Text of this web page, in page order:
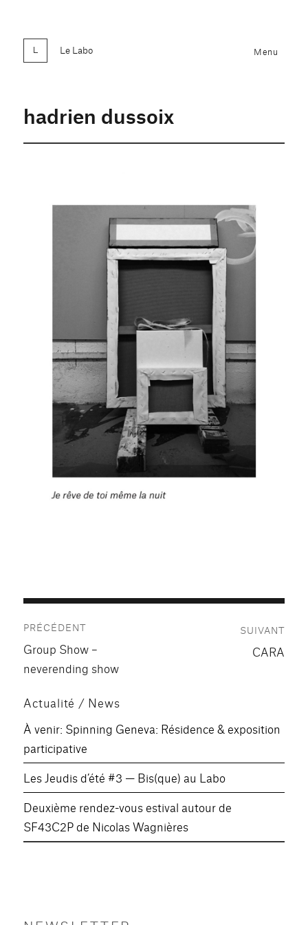
Le Labo Menu
hadrien dussoix
de
l’article
PRÉCÉDENT
Publication
précédente :
Group Show –
neverending show
SUIVANT
CARA
Actualité / News
À venir: Spinning Geneva: Résidence & exposition
participative
Les Jeudis d’été #3 — Bis(que) au Labo
Deuxième rendez-vous estival autour de
SF43C2P de Nicolas Wagnières